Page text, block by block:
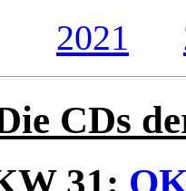
2021
CDs
31: